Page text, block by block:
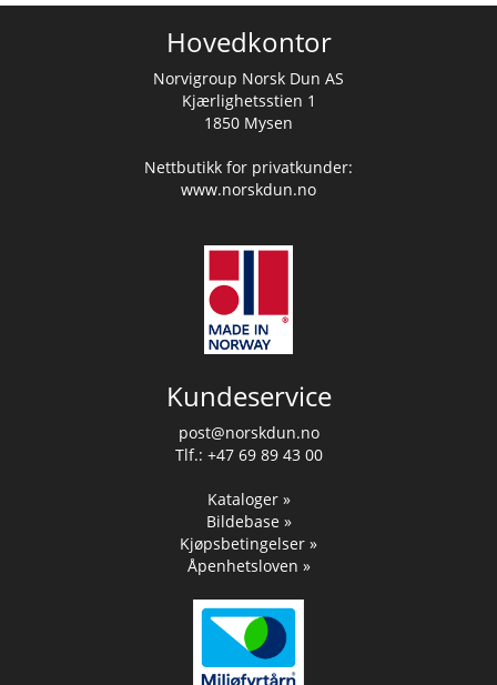
Hovedkontor
Norvigroup Norsk Dun AS
Kjærlighetsstien 1
1850 Mysen
Nettbutikk for privatkunder:
www.norskdun.no
Kundeservice
post@norskdun.no
Tlf.: +47 69 89 43 00
Kataloger »
Bildebase »
Kjøpsbetingelser »
Åpenhetsloven »